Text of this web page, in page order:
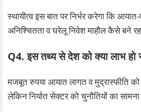
स्थायीत्व इस बात पर निर्भर करेगा कि
अनिश्चितता व घरेलू निवेश माहौल कैसे बने
Q4. इस तथ्य से देश को क्या लाभ हो
मजबूत रुपया आयात लागत व मुद्रास्फीति
लेकिन निर्यात सेक्टर को चुनौतियों का